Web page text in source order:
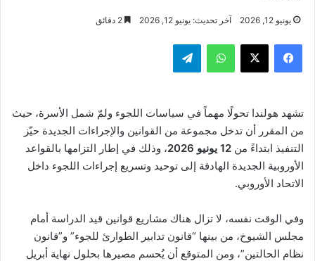
يونيو 12, 2026 آخر تحديث: يونيو 12, 2026
فيسبوك ‫X واتساب تيلقرام
تشهد هولندا تحولًا مهماً في سياسات اللجوء ولمّ شمل الأسرة، حيث
من المقرر أن تدخل مجموعة من القوانين والإجراءات الجديدة حيّز
التنفيذ ابتداءً من 12 يونيو 2026
، وذلك في إطار التزامها بالقواعد
الأوروبية الجديدة الهادفة إلى توحيد وتسريع إجراءات اللجوء داخل
الاتحاد الأوروبي.
وفي الوقت نفسه، لا تزال هناك مشاريع قوانين قيد الدراسة أمام
مجلس الشيوخ، من بينها “قانون تدابير الطوارئ للجوء” و”قانون
نظام الحالتين”، ومن المتوقع أن يُحسم مصيرها بحلول نهاية أبريل